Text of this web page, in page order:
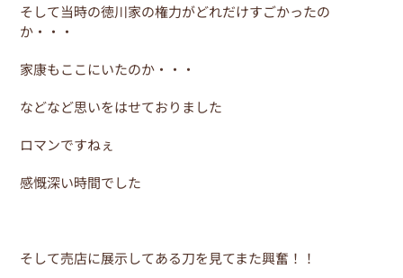
そして当時の徳川家の権力がどれだけすごかったの
か・・・
家康もここにいたのか・・・
などなど思いをはせておりました
ロマンですねぇ
感慨深い時間でした
そして売店に展示してある刀を見てまた興奮！！